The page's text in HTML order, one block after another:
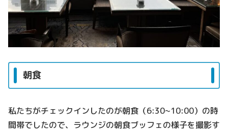
朝食
私たちがチェックインしたのが朝食（6:30~10:00）の時
間帯でしたので、ラウンジの朝食ブッフェの様子を撮影す